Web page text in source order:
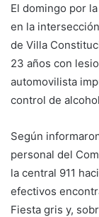
El domingo por
en la
de Villa
23 años con
automovilista
control de
Según
personal del
la central 911
efectivos
Fiesta gris y,